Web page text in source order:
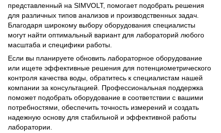
представленный на SIMVOLT, помогает подобрать решения
для различных типов анализов и производственных задач.
Благодаря широкому выбору оборудования специалисты
могут найти оптимальный вариант для лабораторий любого
масштаба и специфики работы.
Если вы планируете обновить лабораторное оборудование
или ищете эффективные решения для потенциометрического
контроля качества воды, обратитесь к специалистам нашей
компании за консультацией. Профессиональная поддержка
поможет подобрать оборудование в соответствии с вашими
потребностями, обеспечить точность измерений и создать
надежную основу для стабильной и эффективной работы
лаборатории.